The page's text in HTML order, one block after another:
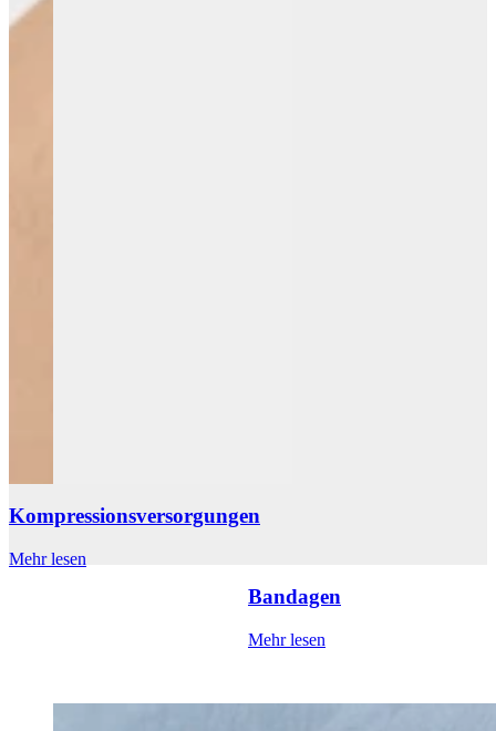
Kompressionsversorgungen
Mehr lesen
Bandagen
Mehr lesen